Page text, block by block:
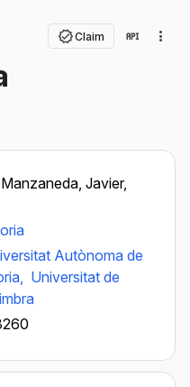
Claim
Javier,
Autònoma de
Universitat de